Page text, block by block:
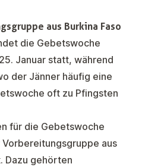
aus Burkina Faso
die Gebetswoche
Januar statt, während
der Jänner häufig eine
oft zu Pfingsten
für die Gebetswoche
aus
Dazu gehörten